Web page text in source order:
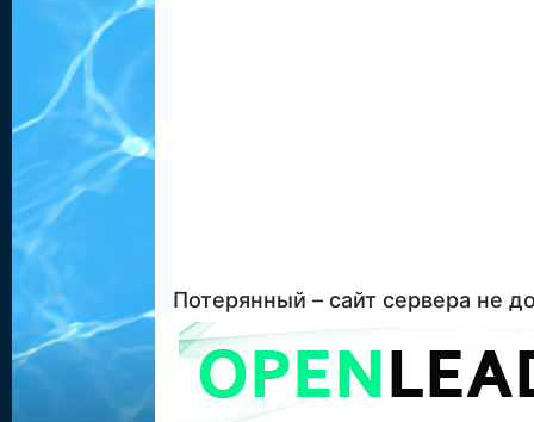
Потерянный – сайт сервера не